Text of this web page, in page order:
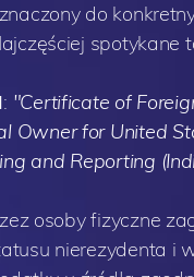
do
spotykane
: "Certificate of
Owner for United
and Reporting
osoby fizyczne
nierezydenta i